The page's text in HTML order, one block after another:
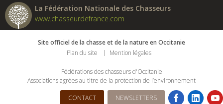
La Fédération Nationale des Chasseurs
www.chasseurdefrance.com
Site officiel de la chasse et de la nature en Occitanie
Plan du site
Mention légales
Fédérations des chasseurs d'Occitanie
Associations agrées au titre de la protection de l’environnement
CONTACT NEWSLETTERS